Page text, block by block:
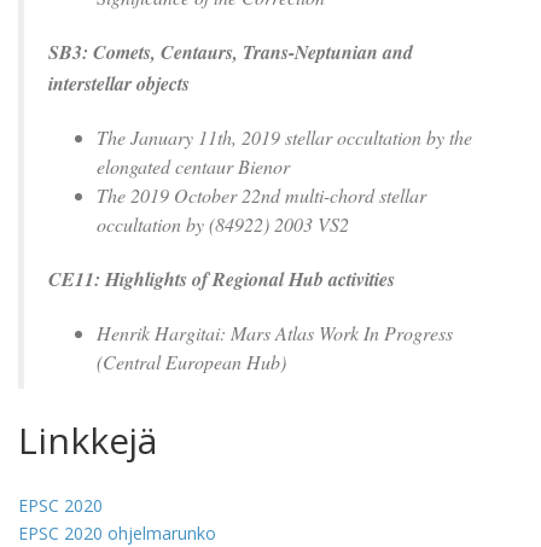
SB3: Comets, Centaurs, Trans-Neptunian and
interstellar objects
The January 11th, 2019 stellar occultation by the
elongated centaur Bienor
The 2019 October 22nd multi-chord stellar
occultation by (84922) 2003 VS2
CE11: Highlights of Regional Hub activities
Henrik Hargitai: Mars Atlas Work In Progress
(Central European Hub)
Linkkejä
EPSC 2020
EPSC 2020 ohjelmarunko